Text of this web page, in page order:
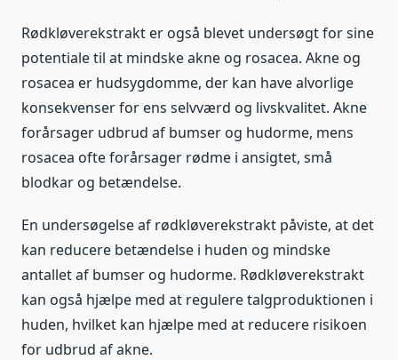
Rødkløverekstrakt er også blevet undersøgt for sine
potentiale til at mindske akne og rosacea. Akne og
rosacea er hudsygdomme, der kan have alvorlige
konsekvenser for ens selvværd og livskvalitet. Akne
forårsager udbrud af bumser og hudorme, mens
rosacea ofte forårsager rødme i ansigtet, små
blodkar og betændelse.
En undersøgelse af rødkløverekstrakt påviste, at det
kan reducere betændelse i huden og mindske
antallet af bumser og hudorme. Rødkløverekstrakt
kan også hjælpe med at regulere talgproduktionen i
huden, hvilket kan hjælpe med at reducere risikoen
for udbrud af akne.